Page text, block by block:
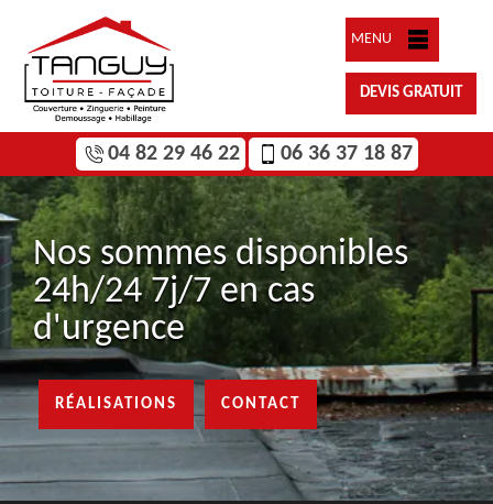
MENU
DEVIS GRATUIT
04 82 29 46 22 06 36 37 18 87
Nos sommes disponibles
24h/24 7j/7 en cas
d'urgence
RÉALISATIONS CONTACT